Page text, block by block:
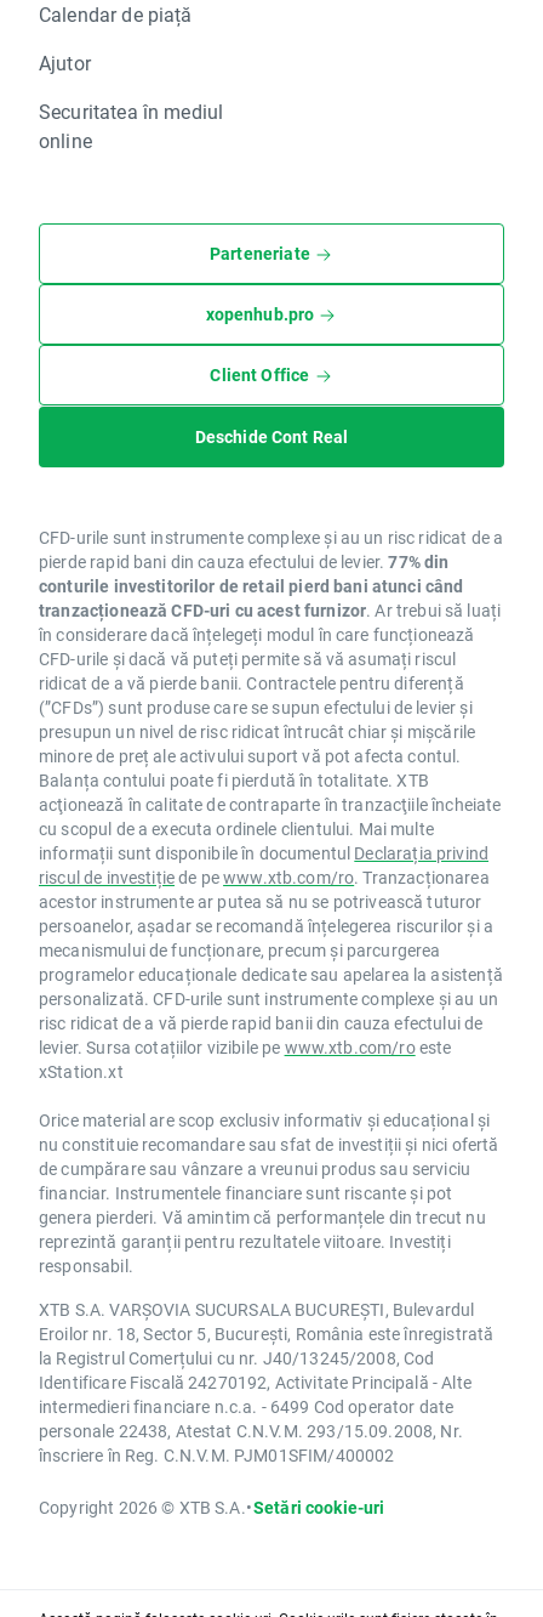
Calendar de piață
Ajutor
Securitatea în mediul
online
Parteneriate
xopenhub.pro
Client Office
Deschide Cont Real
CFD-urile sunt instrumente complexe și au un risc ridicat de a
pierde rapid bani din cauza efectului de levier.77% din
conturile investitorilor de retail pierd bani atunci când
tranzacționează CFD-uri cu acest furnizor. Ar trebui să luați
în considerare dacă înțelegeți modul în care funcționează
CFD-urile și dacă vă puteți permite să vă asumați riscul
ridicat de a vă pierde banii. Contractele pentru diferență
(”CFDs”) sunt produse care se supun efectului de levier și
presupun un nivel de risc ridicat întrucât chiar și mișcările
minore de preț ale activului suport vă pot afecta contul.
Balanța contului poate fi pierdută în totalitate. XTB
acţionează în calitate de contraparte în tranzacţiile încheiate
cu scopul de a executa ordinele clientului. Mai multe
informații sunt disponibile în documentul Declarația privind
riscul de investițiede pewww.xtb.com/ro. Tranzacționarea
acestor instrumente ar putea să nu se potrivească tuturor
persoanelor, așadar se recomandă înțelegerea riscurilor și a
mecanismului de funcționare, precum și parcurgerea
programelor educaționale dedicate sau apelarea la asistență
personalizată. CFD-urile sunt instrumente complexe și au un
risc ridicat de a vă pierde rapid banii din cauza efectului de
levier. Sursa cotațiilor vizibile pe www.xtb.com/roeste
xStation.xt
Orice material are scop exclusiv informativ și educațional și
nu constituie recomandare sau sfat de investiții și nici ofertă
de cumpărare sau vânzare a vreunui produs sau serviciu
financiar. Instrumentele financiare sunt riscante și pot
genera pierderi. Vă amintim că performanțele din trecut nu
reprezintă garanții pentru rezultatele viitoare. Investiți
responsabil.
XTB S.A. VARȘOVIA SUCURSALA BUCUREȘTI, Bulevardul
Eroilor nr. 18, Sector 5, București, România este înregistrată
la Registrul Comerțului cu nr. J40/13245/2008, Cod
Identificare Fiscală 24270192, Activitate Principală - Alte
intermedieri financiare n.c.a. - 6499 Cod operator date
personale 22438, Atestat C.N.V.M. 293/15.09.2008, Nr.
înscriere în Reg. C.N.V.M. PJM01SFIM/400002
Copyright 2026 © XTB S.A.•Setări cookie-uri